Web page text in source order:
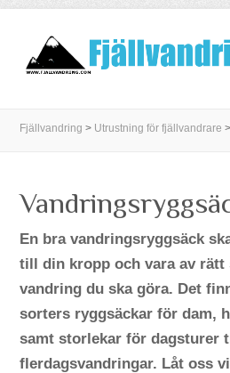
Fjällvandring > Utrustning för fjällvandrare
En bra vandringsryggsäck
till din kropp och vara av rätt
vandring du ska göra. Det
sorters ryggsäckar för dam,
samt storlekar för dagsturer
flerdagsvandringar. Låt oss